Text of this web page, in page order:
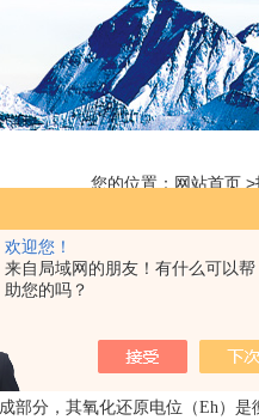
欢迎您！
来自局域网的朋友！有什么可以帮
助您的吗？
您的位置： 网站首页 >
何应用在土壤孔
更新时间：2025-
部分，其氧化还原电位（Eh）是